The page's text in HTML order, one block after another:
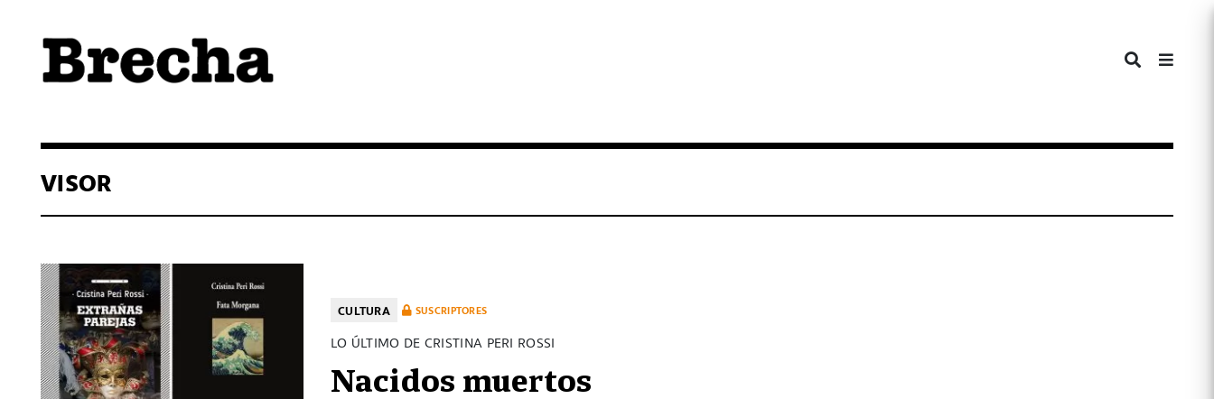
VISOR
CULTURA SUSCRIPTORES
LO ÚLTIMO DE CRISTINA PERI ROSSI
Nacidos muertos